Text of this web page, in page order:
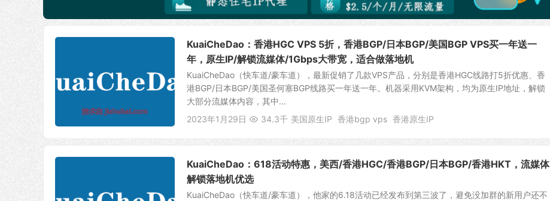
KuaiCheDao：香港HGC VPS 5折，香港BGP/日本BGP/美国BGP VPS买一年送一
年，原生IP/解锁流媒体/1Gbps大带宽，适合做落地机
KuaiCheDao（快车道/豪车道），最新促销了几款VPS产品，分别是香港HGC线路打5折优惠、香
港BGP/日本BGP/美国圣何塞BGP线路买一年送一年。机器采用KVM架构，均为原生IP地址，解锁
大部分流媒体内容，其中...
2023年1月29日
34.3千 美国原生IP 香港bgp vps 香港原生IP
KuaiCheDao：618活动特惠，美西/香港HGC/香港BGP/日本BGP/香港HKT，流媒体
解锁落地机优选
KuaiCheDao（快车道/豪车道），他家的6.18活动已经发布到第三波了，避免没加群的新用户还不